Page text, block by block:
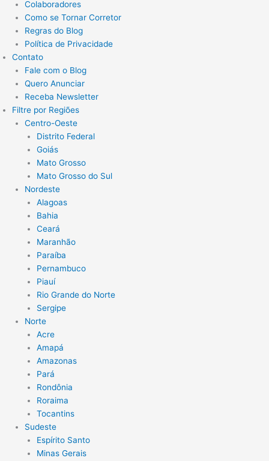
Colaboradores
Como se Tornar Corretor
Regras do Blog
Política de Privacidade
Contato
Fale com o Blog
Quero Anunciar
Receba Newsletter
Filtre por Regiões
Centro-Oeste
Distrito Federal
Goiás
Mato Grosso
Mato Grosso do Sul
Nordeste
Alagoas
Bahia
Ceará
Maranhão
Paraíba
Pernambuco
Piauí
Rio Grande do Norte
Sergipe
Norte
Acre
Amapá
Amazonas
Pará
Rondônia
Roraima
Tocantins
Sudeste
Espírito Santo
Minas Gerais